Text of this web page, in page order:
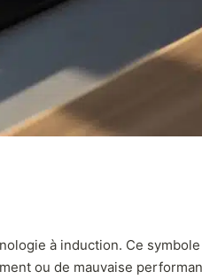
à induction. Ce
ou de mauvaise